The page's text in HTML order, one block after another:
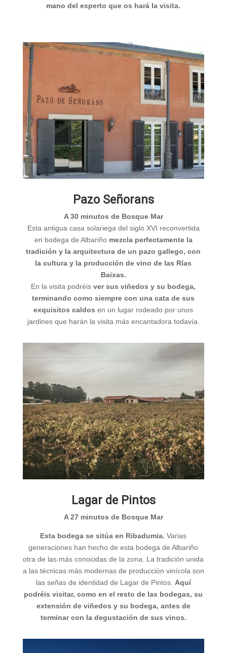
mano del experto que os hará la visita.
Pazo Señorans
A 30 minutos de Bosque Mar
Esta antigua casa solariega del siglo XVI reconvertida
en bodega de Albariño mezcla perfectamente la
tradición y la arquitectura de un pazo gallego, con
la cultura y la producción de vino de las Rías
Baixas.
En la visita podréis ver sus viñedos y su bodega,
terminando como siempre con una cata de sus
exquisitos caldos en un lugar rodeado por unos
jardines que harán la visita más encantadora todavía.
Lagar de Pintos
A 27 minutos de Bosque Mar
Esta bodega se sitúa en Ribadumia. Varias
generaciones han hecho de esta bodega de Albariño
otra de las más conocidas de la zona. La tradición unida
a las técnicas más modernas de producción vinícola son
las señas de identidad de Lagar de Pintos. Aquí
podréis visitar, como en el resto de las bodegas, su
extensión de viñedos y su bodega, antes de
terminar con la degustación de sus vinos.